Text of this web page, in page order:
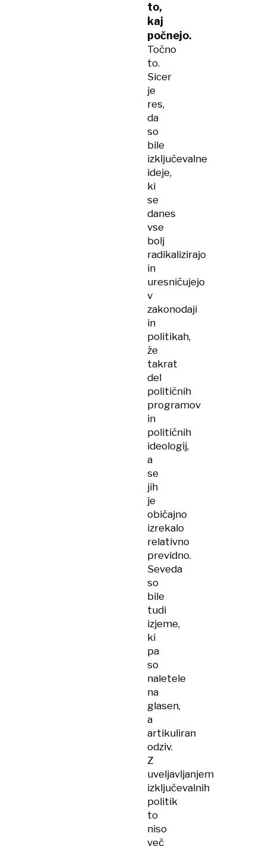
to,
kaj
počnejo.
Točno
to.
Sicer
je
res,
da
so
bile
izključevalne
ideje,
ki
se
danes
vse
bolj
radikalizirajo
in
uresničujejo
v
zakonodaji
in
politikah,
že
takrat
del
političnih
programov
in
političnih
ideologij,
a
se
jih
je
običajno
izrekalo
relativno
previdno.
Seveda
so
bile
tudi
izjeme,
ki
pa
so
naletele
na
glasen,
a
artikuliran
odziv.
Z
uveljavljanjem
izključevalnih
politik
to
niso
več